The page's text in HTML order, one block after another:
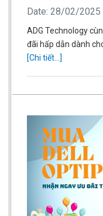
Date: 28/02/2025
ADG Technology
đãi hấp dẫn dành
[Chi tiết...]